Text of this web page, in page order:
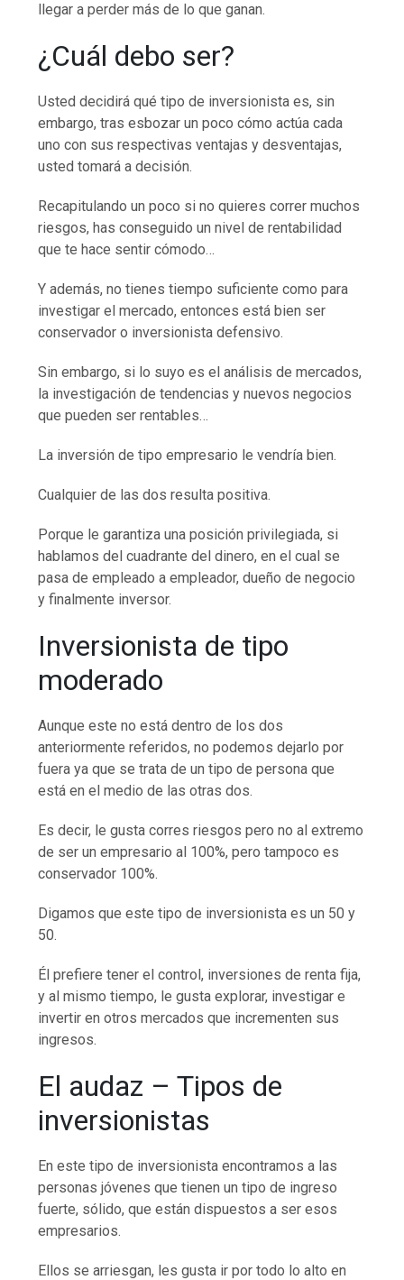
llegar a perder más de lo que ganan.
¿Cuál debo ser?
Usted decidirá qué tipo de inversionista es, sin
embargo, tras esbozar un poco cómo actúa cada
uno con sus respectivas ventajas y desventajas,
usted tomará a decisión.
Recapitulando un poco si no quieres correr muchos
riesgos, has conseguido un nivel de rentabilidad
que te hace sentir cómodo…
Y además, no tienes tiempo suficiente como para
investigar el mercado, entonces está bien ser
conservador o inversionista defensivo.
Sin embargo, si lo suyo es el análisis de mercados,
la investigación de tendencias y nuevos negocios
que pueden ser rentables…
La inversión de tipo empresario le vendría bien.
Cualquier de las dos resulta positiva.
Porque le garantiza una posición privilegiada, si
hablamos del cuadrante del dinero, en el cual se
pasa de empleado a empleador, dueño de negocio
y finalmente inversor.
Inversionista de tipo
moderado
Aunque este no está dentro de los dos
anteriormente referidos, no podemos dejarlo por
fuera ya que se trata de un tipo de persona que
está en el medio de las otras dos.
Es decir, le gusta corres riesgos pero no al extremo
de ser un empresario al 100%, pero tampoco es
conservador 100%.
Digamos que este tipo de inversionista es un 50 y
50.
Él prefiere tener el control, inversiones de renta fija,
y al mismo tiempo, le gusta explorar, investigar e
invertir en otros mercados que incrementen sus
ingresos.
El audaz – Tipos de
inversionistas
En este tipo de inversionista encontramos a las
personas jóvenes que tienen un tipo de ingreso
fuerte, sólido, que están dispuestos a ser esos
empresarios.
Ellos se arriesgan, les gusta ir por todo lo alto en